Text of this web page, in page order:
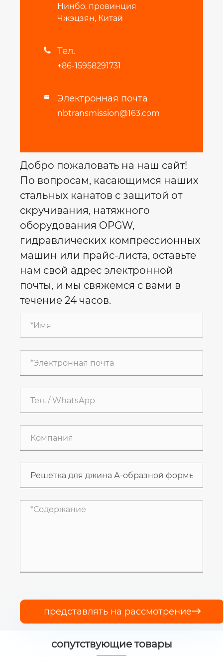
Нинбо, провинция
Чжэцзян, Китай
 Тел.
+86-15958291731
 Электронная почта
nbtransmission@163.com
Добро пожаловать на наш сайт!
По вопросам, касающимся наших
стальных канатов с защитой от
скручивания, натяжного
оборудования OPGW,
гидравлических компрессионных
машин или прайс-листа, оставьте
нам свой адрес электронной
почты, и мы свяжемся с вами в
течение 24 часов.
представлять на рассмотрение
сопутствующие товары